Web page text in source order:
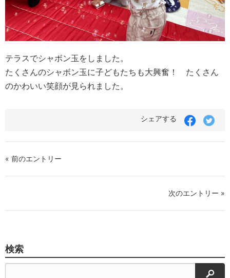
テラスでシャボン玉をしました。
たくさんのシャボン玉に子どもたちも大興奮！ たくさん
のかわいい笑顔が見られました。
シェアする
« 前のエントリー
次のエントリー »
検索
検索